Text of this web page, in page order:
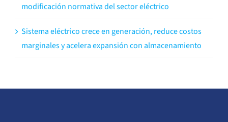
modificación normativa del sector eléctrico
Sistema eléctrico crece en generación, reduce costos
marginales y acelera expansión con almacenamiento